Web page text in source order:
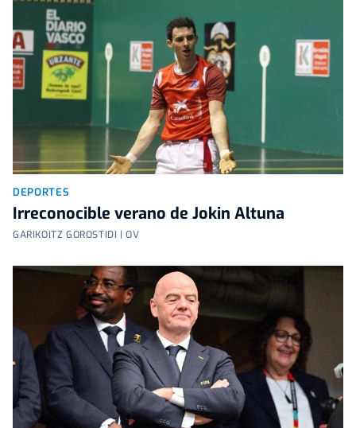
DEPORTES
Irreconocible verano de Jokin Altuna
GARIKOITZ GOROSTIDI | OV